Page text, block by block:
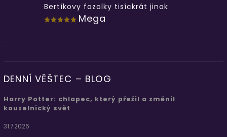
Bertíkovy fazolky tisíckrát jinak
Mega
...
DENNÍ VĚŠTEC – BLOG
Harry Potter: chlapec, který přežil a změnil
kouzelnický svět
31.7.2026